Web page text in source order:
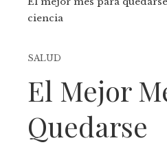
ciencia
SALUD
El Mejor
Quedarse